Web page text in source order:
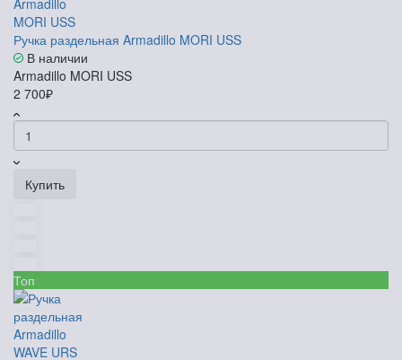
Ручка раздельная Armadillo MORI USS
В наличии
Armadillo MORI USS
2 700₽
Купить
Топ